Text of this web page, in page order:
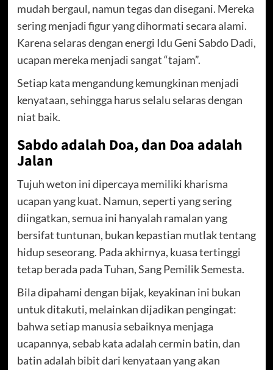
mudah bergaul, namun tegas dan disegani. Mereka
sering menjadi figur yang dihormati secara alami.
Karena selaras dengan energi Idu Geni Sabdo Dadi,
ucapan mereka menjadi sangat “tajam”.
Setiap kata mengandung kemungkinan menjadi
kenyataan, sehingga harus selalu selaras dengan
niat baik.
Sabdo adalah Doa, dan Doa adalah
Jalan
Tujuh weton ini dipercaya memiliki kharisma
ucapan yang kuat. Namun, seperti yang sering
diingatkan, semua ini hanyalah ramalan yang
bersifat tuntunan, bukan kepastian mutlak tentang
hidup seseorang. Pada akhirnya, kuasa tertinggi
tetap berada pada Tuhan, Sang Pemilik Semesta.
Bila dipahami dengan bijak, keyakinan ini bukan
untuk ditakuti, melainkan dijadikan pengingat:
bahwa setiap manusia sebaiknya menjaga
ucapannya, sebab kata adalah cermin batin, dan
batin adalah bibit dari kenyataan yang akan